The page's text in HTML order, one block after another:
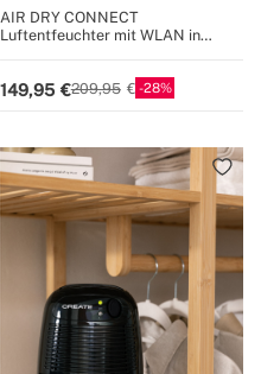
AIR DRY CONNECT
Luftentfeuchter mit WLAN in
149,95 209,95 28